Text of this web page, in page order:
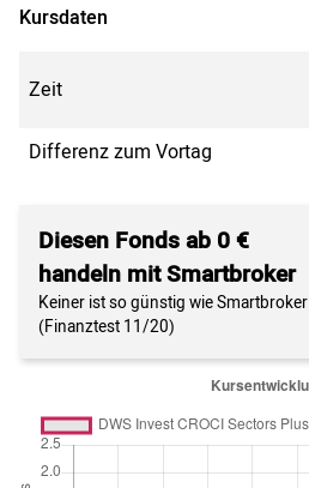
Kursdaten
Zeit
Differenz zum Vortag
Diesen Fonds ab 0 €
handeln mit Smartbroker
Keiner ist so günstig wie Smartbroker
(Finanztest 11/20)